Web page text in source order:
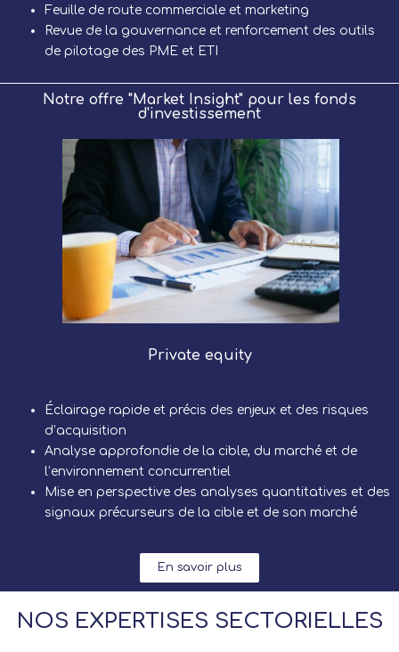
Feuille de route commerciale et marketing
Revue de la gouvernance et renforcement des outils
de pilotage des PME et ETI
Notre offre "Market Insight" pour les fonds
d'investissement
Private equity
Éclairage rapide et précis des enjeux et des risques
d’acquisition
Analyse approfondie de la cible, du marché et de
l’environnement concurrentiel
Mise en perspective des analyses quantitatives et des
signaux précurseurs de la cible et de son marché
En savoir plus
NOS EXPERTISES SECTORIELLES